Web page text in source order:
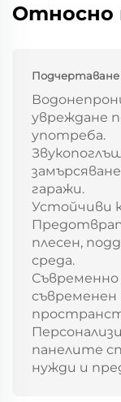
Относно
Подчертаване
увреждане
употреба.
гаражи.
Устойчиви
плесен,
среда.
панелите
нужди и